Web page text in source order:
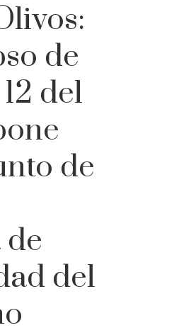
de
del
de
del